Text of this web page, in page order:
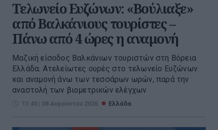
Τελωνείο Ευζώνων: «Βούλιαξε»
από Βαλκάνιους τουρίστες –
Πάνω από 4 ώρες η αναμονή
Μαζική είσοδος Βαλκάνιων τουριστών στη Βόρεια
Ελλάδα. Ατελείωτες ουρές στο τελωνείο Ευζώνων
και αναμονή άνω των τεσσάρων ωρών, παρά την
αναστολή των βιομετρικών ελέγχων
11:45 | 08 Αυγούστου 2026 Ελλάδα